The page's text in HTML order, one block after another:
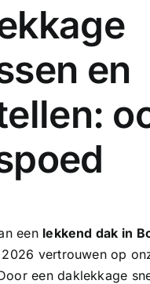
en
een lekkend dak in
2026 vertrouwen op
een daklekkage